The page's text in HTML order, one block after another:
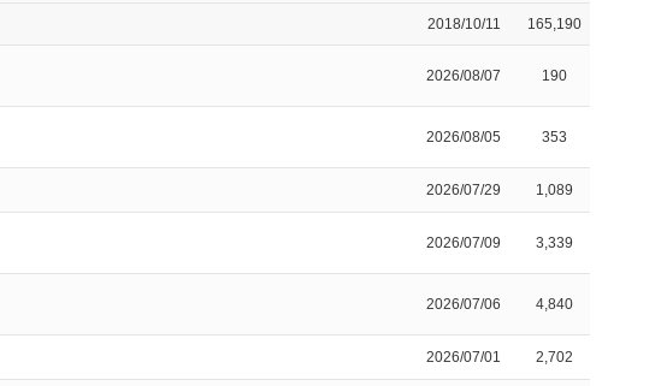
2018/10/11 165,190
2026/08/07 190
2026/08/05 353
2026/07/29 1,089
2026/07/09 3,339
2026/07/06 4,840
2026/07/01 2,702